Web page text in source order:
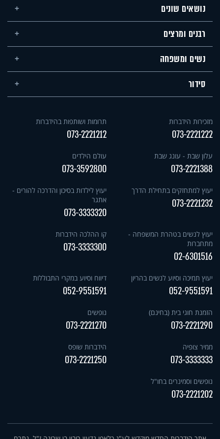
נושאים שונים
רבנים ומרצים
נשים ומשפחה
סידור
מזכירות הידברות
073-2221222
תרומות ושותפות בהידברות
073-2221212
עלון שבת - עונג שבת
073-2221388
עולם הילדים
073-3592800
יעוץ למתחזקים בתחילת הדרך
073-2221232
יעוץ לילדות בסיכון והדרכה להורים -
אתגר
073-3333320
יעוץ לנשים בטהרת המשפחה -
מתחברות
02-6301516
קו ההלכה הידברות
073-3333300
יעוץ תמיכה וסיוע לנשים בהריון
052-9551591
דיווח וסיוע במקרי התבוללות
052-9551591
הזמנת חוגי בית (בחינם)
073-2221290
נופשים
073-2221270
ממיר צופיה
073-3333333
הידברות שופס
073-2221250
נופשים וסמינרים בחו"ל
073-2221202